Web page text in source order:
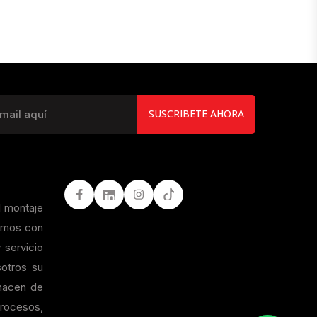
SUSCRIBETE AHORA
montaje
con
servicio
su
de
FacebookLinkedInInstagram
Tiktok